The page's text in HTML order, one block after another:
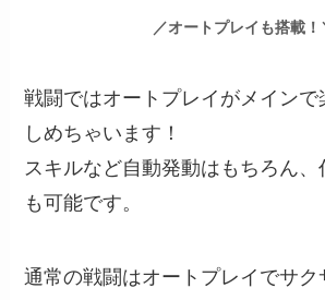
／オートプレイも搭載！
戦闘ではオートプレイがメインで
しめちゃいます！
スキルなど自動発動はもちろん、
も可能です。
通常の戦闘はオートプレイでサク